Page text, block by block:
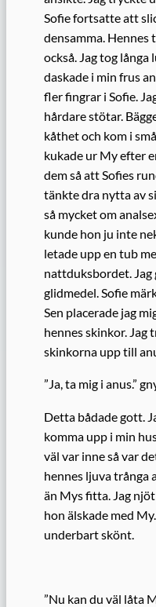
Sofie fortsatte att
densamma. Hennes
också. Jag tog
daskade i min frus
fler fingrar i Sofie.
hårdare stötar.
kåthet och kom i
kukade ur My efter
dem så att Sofies
tänkte dra nytta av
så mycket om
kunde hon ju inte
letade upp en tub
nattduksbordet. Jag
glidmedel. Sofie
Sen placerade jag
hennes skinkor. Jag
skinkorna upp till
”Ja, ta mig i anus.”
Detta bådade gott.
komma upp i min
väl var inne så var
hennes ljuva trånga
än Mys fitta. Jag
hon älskade med
underbart skönt.
”Nu kan du väl låta